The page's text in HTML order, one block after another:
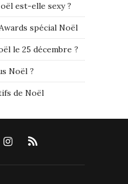
est-elle sexy ?
spécial Noël
le 25 décembre ?
Noël ?
de Noël